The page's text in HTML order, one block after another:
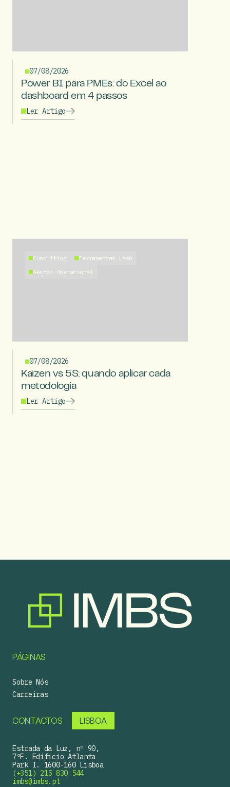
07/08/2026
Power BI para PMEs: do Excel ao
dashboard em 4 passos
Ler Artigo
Consulting
Ferramentas Lean
Gestão Operacional
07/08/2026
Kaizen vs 5S: quando aplicar cada
metodologia
Ler Artigo
PÁGINAS
Sobre Nós
Carreiras
CONTACTOS LISBOA
Estrada da Luz, nº 90,
7ºF. Edificio Atlanta
Park I. 1600-160 Lisboa
(+351) 215 830 544
imbs@imbs.pt